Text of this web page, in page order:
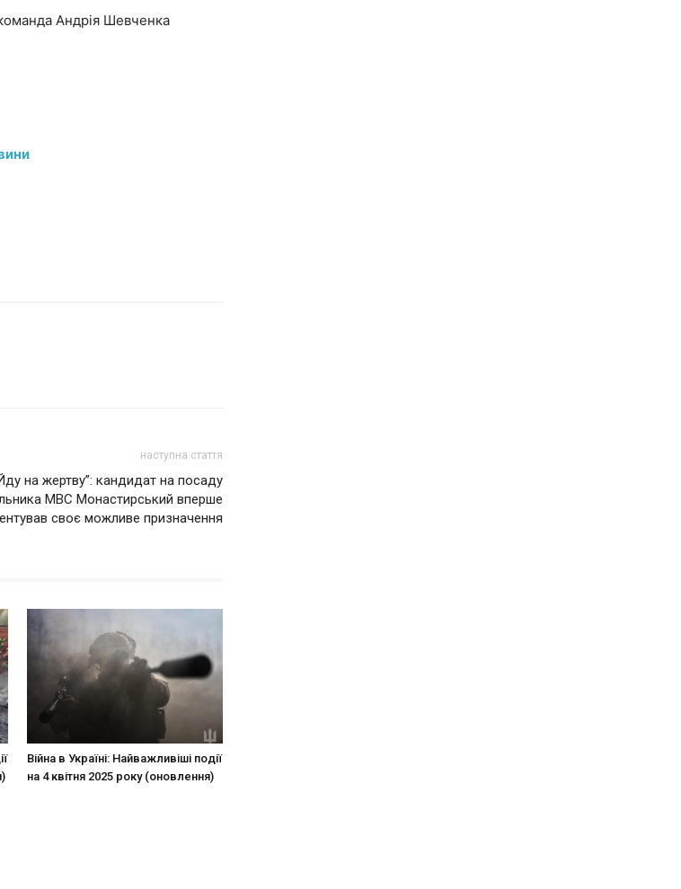
Андрія Шевченка
наступна стаття
на жертву”: кандидат на посаду
МВС Монастирський вперше
своє можливе призначення
Війна в Україні: Найважливіші події
на 4 квітня 2025 року (оновлення)